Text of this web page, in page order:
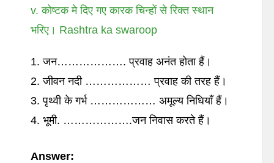
v. कोष्टक मे दिए गए कारक चिन्हों से रिक्त स्थान
भरिए। Rashtra ka swaroop
1. जन………………. प्रवाह अनंत होता हैं।
2. जीवन नदी ……………… प्रवाह की तरह हैं।
3. पृथ्वी के गर्भ ……………… अमूल्य निधियाँ हैं।
4. भूमी. ……………….जन निवास करते हैं।
Answer: